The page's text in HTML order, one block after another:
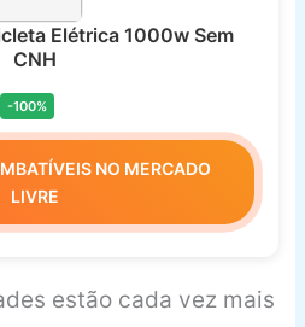
Elétrica 1000w Sem
CNH
-100%
NO MERCADO
LIVRE
estão cada vez mais